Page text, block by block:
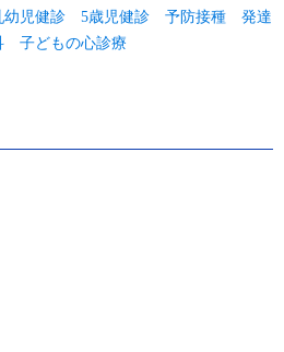
健診 5歳児健診 予防接種 発達
子どもの心診療